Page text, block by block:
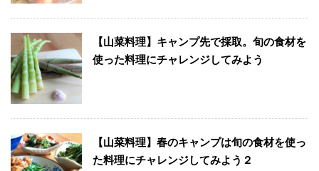
【山菜料理】キャンプ先で採取。旬の食材を
使った料理にチャレンジしてみよう
【山菜料理】春のキャンプは旬の食材を使っ
た料理にチャレンジしてみよう２